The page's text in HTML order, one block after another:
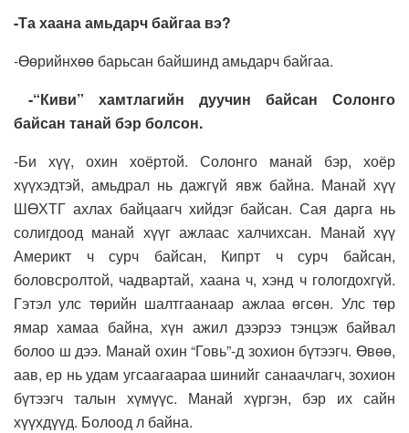
-Та хаана амьдарч байгаа вэ?
-Өөрийнхөө барьсан байшинд амьдарч байгаа.
-“Киви” хамтлагийн дуучин байсан Солонго
байсан танай бэр болсон.
-Би хүү, охин хоёртой. Солонго манай бэр, хоёр
хүүхэдтэй, амьдрал нь дажгүй явж байна. Манай хүү
ШӨХТГ ахлах байцаагч хийдэг байсан. Сая дарга нь
солигдоод манай хүүг ажлаас халчихсан. Манай хүү
Америкт ч сурч байсан, Кипрт ч сурч байсан,
боловсролтой, чадвартай, хаана ч, хэнд ч гологдохгүй.
Гэтэл улс төрийн шалтгаанаар ажлаа өгсөн. Улс төр
ямар хамаа байна, хүн ажил дээрээ тэнцэж байвал
болоо ш дээ. Манай охин “Говь”-д зохион бүтээгч. Өвөө,
аав, ер нь удам угсаагаараа шинийг санаачлагч, зохион
бүтээгч талын хүмүүс. Манай хүргэн, бэр их сайн
хүүхдүүд. Болоод л байна.